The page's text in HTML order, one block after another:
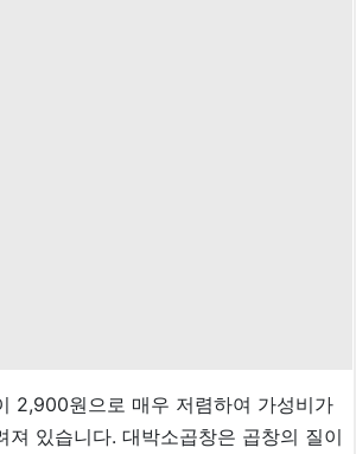
2,900원으로 매우 저렴하여 가성비가
져 있습니다. 대박소곱창은 곱창의 질이